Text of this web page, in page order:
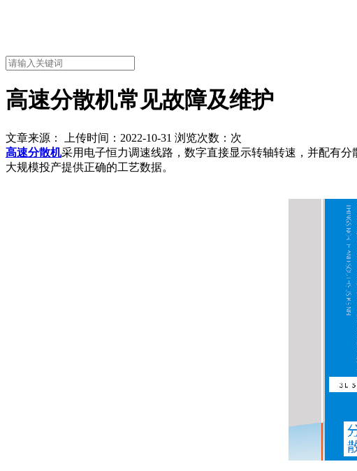
高速分散机常见故障及维护
文章来源： 上传时间：2022-10-31 浏览次数： 次
高速分散机采用电子恒力调速线路，数字直接显示转轴转速，并配有
大规模投产提供正确的工艺数据。